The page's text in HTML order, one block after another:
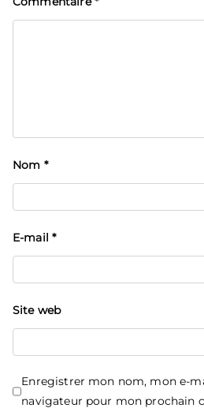
Nom *
E-mail*
Site web
Enregistrer mon nom, mon e-
navigateur pour mon prochain